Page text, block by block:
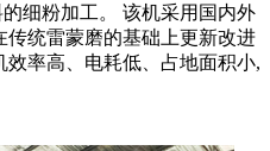
细粉加工。 该机采用国内外
传统雷蒙磨的基础上更新改进
率高、电耗低、占地面积小,